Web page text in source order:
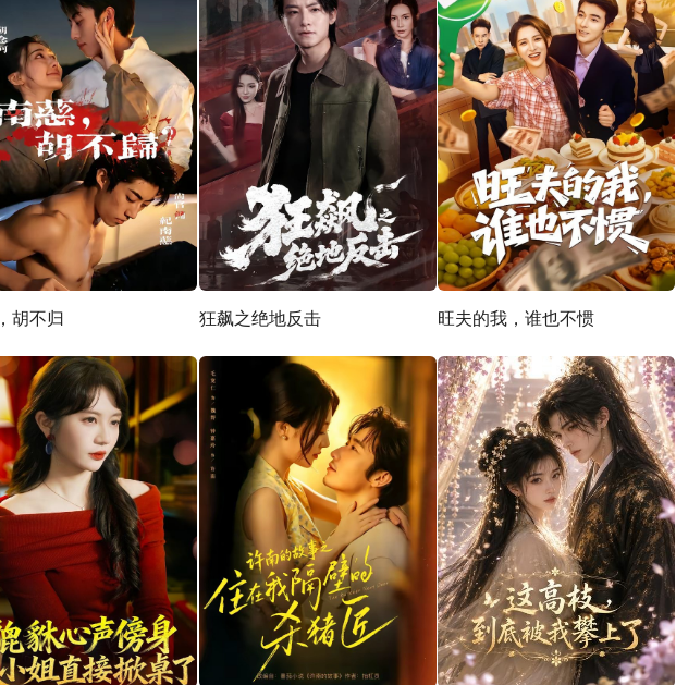
胡不归 狂飙之绝地反击 旺夫的我，谁也不惯